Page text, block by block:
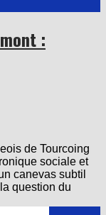
:
de Tourcoing
sociale et
canevas subtil
question du